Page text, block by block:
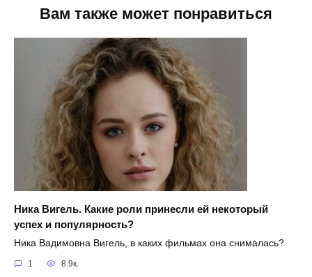
Вам также может понравиться
Ника Вигель. Какие роли принесли ей некоторый
успех и популярность?
Ника Вадимовна Вигель, в каких фильмах она снималась?
1 8.9к.